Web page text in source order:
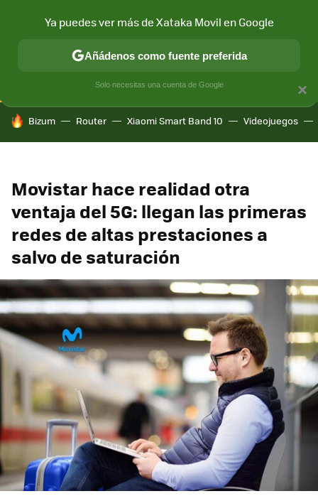
CONECTIVIDAD MÓVIL Y SOCIEDAD APLICACIONES
HOY SE HABLA DE
Bizum Router Xiaomi Smart Band 10 Videojuegos
Movistar hace realidad otra
ventaja del 5G: llegan las primeras
redes de altas prestaciones a
salvo de saturación
×
Ya puedes ver más de Xataka Movil en Google
Añádenos como fuente preferida
Solo necesitas una cuenta de Google